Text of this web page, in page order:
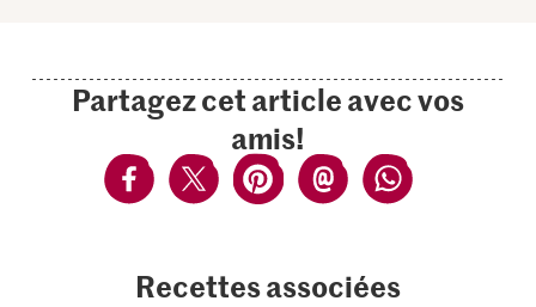
Partagez cet article avec vos
amis!
Recettes associées